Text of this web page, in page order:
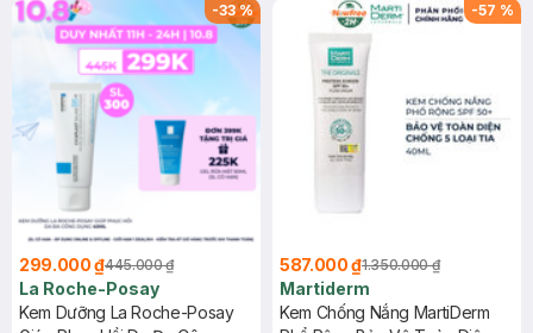
-33%
299.000 ₫445.000 ₫
La Roche-Posay
Kem Dưỡng La Roche-Posay
-57 %
587.000 ₫1.350.000 ₫
Martiderm
Kem Chống Nắng MartiDerm